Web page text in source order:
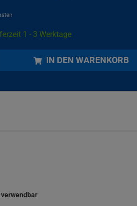
1 - 3 Werktage
IN DEN WARENKORB